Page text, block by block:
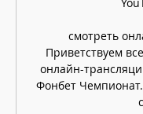
смотреть
Приветствуем
онлайн-
Фонбет